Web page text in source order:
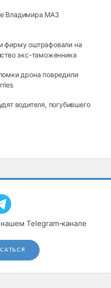
Владимира МАЗ
фирму оштрафовали на
экс-таможенника
дрона повредили
водителя, погубившего
Telegram‑канале